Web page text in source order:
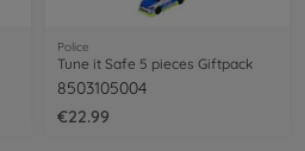
Police
Tune it Safe 5 pieces Giftpack
8503105004
€22.99